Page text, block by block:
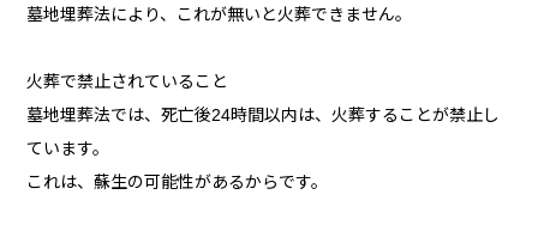
墓地埋葬法により、これが無いと火葬できません。
火葬で禁止されていること
墓地埋葬法では、死亡後24時間以内は、火葬することが禁止し
ています。
これは、蘇生の可能性があるからです。